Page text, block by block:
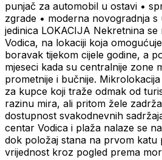
punjač za automobil u ostavi •
zgrade • moderna novogradnja
jedinica LOKACIJA Nekretnina
Vodica, na lokaciji koja
boravak tijekom cijele godine, a
mjeseci kada su centralnije zone
prometnije i bučnije.
za kupce koji traže odmak od
razinu mira, ali pritom žele
dostupnost svakodnevnih
centar Vodica i plaža nalaze se
dok položaj stana na prvom katu
vrijednost kroz pogled prema